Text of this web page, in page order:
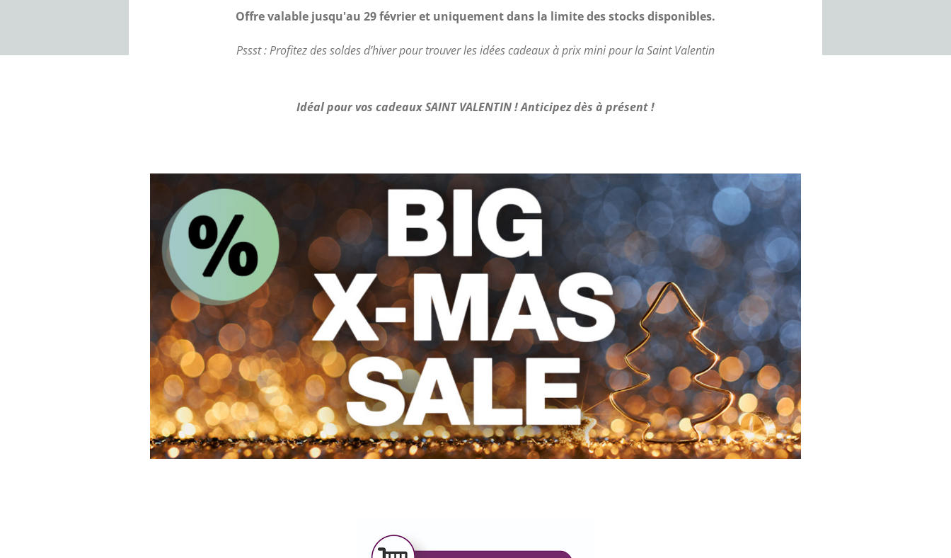
Offre valable jusqu'au 29 février et uniquement dans la limite des stocks disponibles.
Pssst : Profitez des soldes d’hiver pour trouver les idées cadeaux à prix mini pour la Saint Valentin
Idéal pour vos cadeaux SAINT VALENTIN ! Anticipez dès à présent !